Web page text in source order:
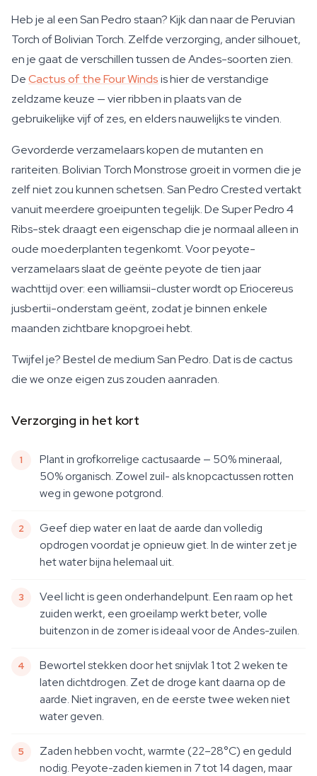
Heb je al een San Pedro staan? Kijk dan naar de Peruvian
Torch of Bolivian Torch. Zelfde verzorging, ander silhouet,
en je gaat de verschillen tussen de Andes-soorten zien.
DeCactus of the Four Windsis hier de verstandige
zeldzame keuze — vier ribben in plaats van de
gebruikelijke vijf of zes, en elders nauwelijks te vinden.
Gevorderde verzamelaars kopen de mutanten en
rariteiten. Bolivian Torch Monstrose groeit in vormen die je
zelf niet zou kunnen schetsen. San Pedro Crested vertakt
vanuit meerdere groeipunten tegelijk. De Super Pedro 4
Ribs-stek draagt een eigenschap die je normaal alleen in
oude moederplanten tegenkomt. Voor peyote-
verzamelaars slaat de geënte peyote de tien jaar
wachttijd over: een williamsii-cluster wordt op Eriocereus
jusbertii-onderstam geënt, zodat je binnen enkele
maanden zichtbare knopgroei hebt.
Twijfel je? Bestel de medium San Pedro. Dat is de cactus
die we onze eigen zus zouden aanraden.
Verzorging in het kort
Plant in grofkorrelige cactusaarde — 50% mineraal,
50% organisch. Zowel zuil- als knopcactussen rotten
weg in gewone potgrond.
Geef diep water en laat de aarde dan volledig
opdrogen voordat je opnieuw giet. In de winter zet je
het water bijna helemaal uit.
Veel licht is geen onderhandelpunt. Een raam op het
zuiden werkt, een groeilamp werkt beter, volle
buitenzon in de zomer is ideaal voor de Andes-zuilen.
Bewortel stekken door het snijvlak 1 tot 2 weken te
laten dichtdrogen. Zet de droge kant daarna op de
aarde. Niet ingraven, en de eerste twee weken niet
water geven.
Zaden hebben vocht, warmte (22–28°C) en geduld
nodig. Peyote-zaden kiemen in 7 tot 14 dagen, maar